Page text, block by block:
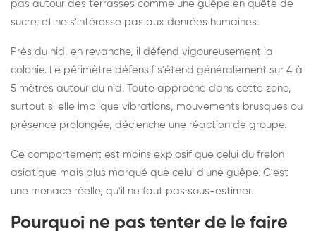
pas autour des terrasses comme une guêpe en quête de
sucre, et ne s'intéresse pas aux denrées humaines.
Près du nid, en revanche, il défend vigoureusement la
colonie. Le périmètre défensif s'étend généralement sur 4 à
5 mètres autour du nid. Toute approche dans cette zone,
surtout si elle implique vibrations, mouvements brusques ou
présence prolongée, déclenche une réaction de groupe.
Ce comportement est moins explosif que celui du frelon
asiatique mais plus marqué que celui d'une guêpe. C'est
une menace réelle, qu'il ne faut pas sous-estimer.
Pourquoi ne pas tenter de le faire